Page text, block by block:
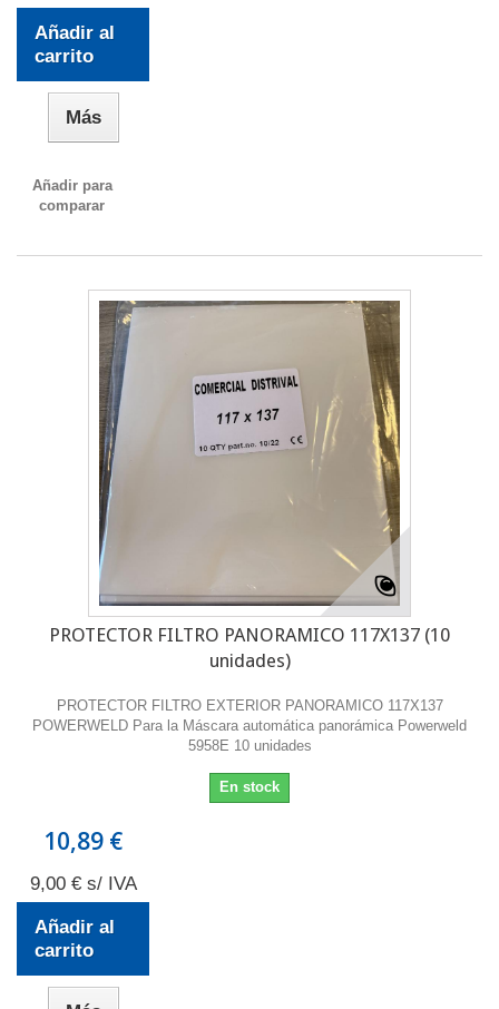
Añadir al
carrito
Más
Añadir para
comparar
PROTECTOR FILTRO PANORAMICO 117X137 (10
unidades)
PROTECTOR FILTRO EXTERIOR PANORAMICO 117X137
POWERWELD Para la Máscara automática panorámica Powerweld
5958E 10 unidades
En stock
10,89 €
9,00 € s/ IVA
Añadir al
carrito